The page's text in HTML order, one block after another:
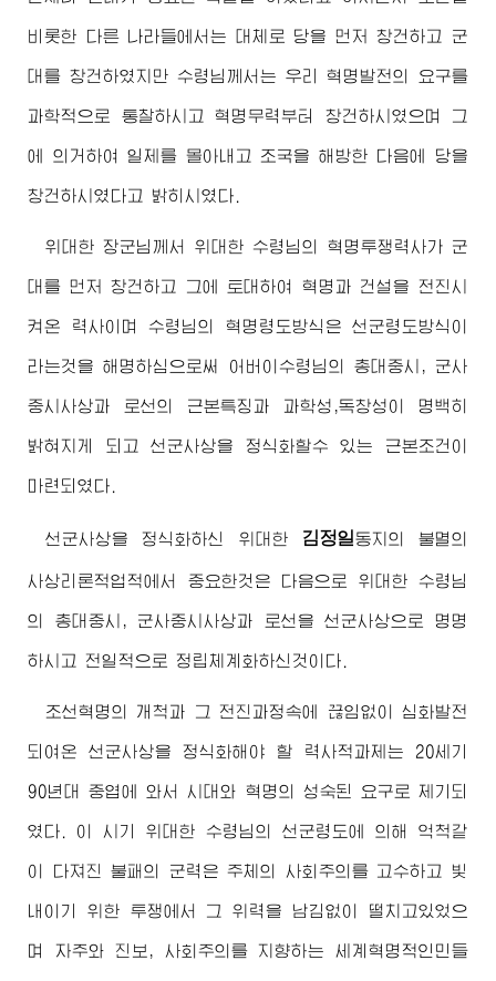
비롯한 다른 나라들에서는 대체로 당을 먼저 창건하고 군
대를 창건하였지만 수령님 께서는 우리 혁명발전의 요구를
과학적으로 통찰하시고 혁명무력부터 창건하시였으며 그
에 의거하여 일제를 몰아내고 조국을 해방한 다음에 당을
창건하시였다고 밝히시였다.
위대한 장군님 께서 위대한 수령님의 혁명투쟁력사가 군
대를 먼저 창건하고 그에 토대하여 혁명과 건설을 전진시
켜온 력사이며 수령님 의 혁명령도방식은 선군령도방식이
라는것을 해명하심으로써 어버이수령님 의 총대중시, 군사
중시사상과 로선의 근본특징과 과학성,독창성이 명백히
밝혀지게 되고 선군사상을 정식화할수 있는 근본조건이
마련되였다.
선군사상을 정식화하신 위대한 김정일동지 의 불멸의
사상리론적업적에서 중요한것은 다음으로 위대한 수령님
의 총대중시, 군사중시사상과 로선을 선군사상으로 명명
하시고 전일적으로 정립체계화하신것이다.
조선혁명의 개척과 그 전진과정속에 끊임없이 심화발전
되여온 선군사상을 정식화해야 할 력사적과제는 20세기
90년대 중엽에 와서 시대와 혁명의 성숙된 요구로 제기되
였다. 이 시기 위대한 수령님 의 선군령도에 의해 억척같
이 다져진 불패의 군력은 주체의 사회주의를 고수하고 빛
내이기 위한 투쟁에서 그 위력을 남김없이 떨치고있었으
며 자주와 진보, 사회주의를 지향하는 세계혁명적인민들